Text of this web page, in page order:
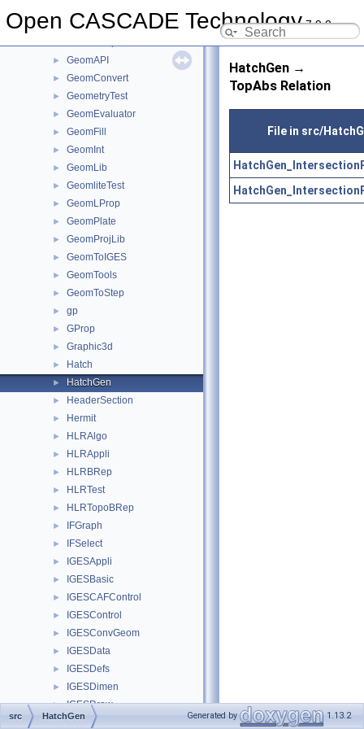
Open CASCADE Technology7.9.0
GeomAbs
► GeomAPI
► GeomConvert
► GeometryTest
► GeomEvaluator
► GeomFill
► GeomInt
► GeomLib
► GeomliteTest
► GeomLProp
► GeomPlate
► GeomProjLib
► GeomToIGES
► GeomTools
► GeomToStep
► gp
► GProp
► Graphic3d
► Hatch
► HatchGen
► HeaderSection
► Hermit
► HLRAlgo
► HLRAppli
► HLRBRep
► HLRTest
► HLRTopoBRep
► IFGraph
► IFSelect
► IGESAppli
► IGESBasic
► IGESCAFControl
► IGESControl
► IGESConvGeom
► IGESData
► IGESDefs
► IGESDimen
► IGESDraw
► IGESFile
HatchGen →
TopAbs Relation
File in src/
src HatchGen Generated by 1.13.2